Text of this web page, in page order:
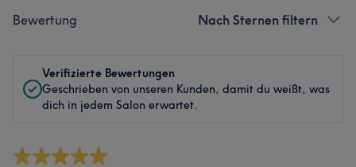
Bewertung Nach Sternen filtern
Verifizierte Bewertungen
Geschrieben von unseren Kunden, damit du weißt, was
dich in jedem Salon erwartet.